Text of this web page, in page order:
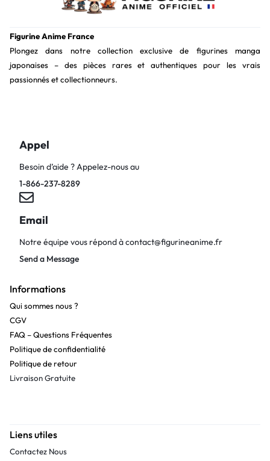
Figurine Anime France
Plongez dans notre collection exclusive de figurines manga
japonaises – des pièces rares et authentiques pour les vrais
passionnés et collectionneurs.
Appel
Besoin d’aide ? Appelez-nous au
1-866-237-8289
Email
Notre équipe vous répond àcontact@figurineanime.fr
Send a Message
Informations
Qui sommes nous ?
CGV
FAQ – Questions Fréquentes
Politique de confidentialité
Politique de retour
Livraison Gratuite
Liens utiles
Contactez Nous